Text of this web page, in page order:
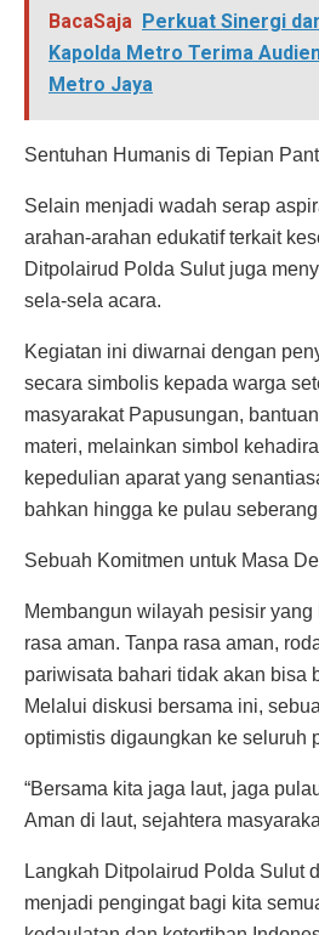
BacaSaja Perkuat Sinergi
Kapolda Metro Terima
Metro Jaya
Sentuhan Humanis di Tepian
Selain menjadi wadah serap
arahan-arahan edukatif terkait
Ditpolairud Polda Sulut juga
sela-sela acara.
Kegiatan ini diwarnai dengan
secara simbolis kepada warga
masyarakat Papusungan,
materi, melainkan simbol
kepedulian aparat yang
bahkan hingga ke pulau
Sebuah Komitmen untuk Masa
Membangun wilayah pesisir
rasa aman. Tanpa rasa aman,
pariwisata bahari tidak akan bisa
Melalui diskusi bersama ini,
optimistis digaungkan ke seluruh
“Bersama kita jaga laut, jaga
Aman di laut, sejahtera
Langkah Ditpolairud Polda Sulut
menjadi pengingat bagi kita